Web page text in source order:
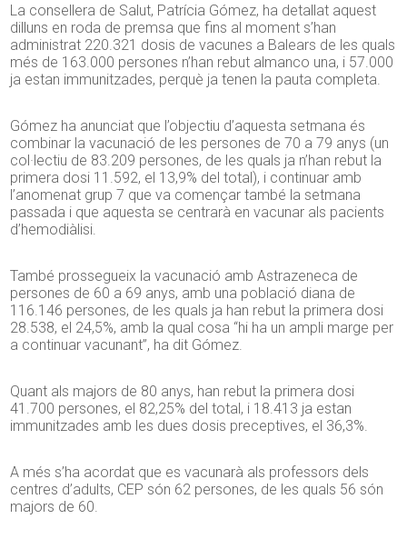
La consellera de Salut, Patrícia Gómez, ha detallat aquest
dilluns en roda de premsa que fins al moment s’han
administrat 220.321 dosis de vacunes a Balears de les quals
més de 163.000 persones n’han rebut almanco una, i 57.000
ja estan immunitzades, perquè ja tenen la pauta completa.
Gómez ha anunciat que l’objectiu d’aquesta setmana és
combinar la vacunació de les persones de 70 a 79 anys (un
col·lectiu de 83.209 persones, de les quals ja n’han rebut la
primera dosi 11.592, el 13,9% del total), i continuar amb
l’anomenat grup 7 que va començar també la setmana
passada i que aquesta se centrarà en vacunar als pacients
d’hemodiàlisi.
També prossegueix la vacunació amb Astrazeneca de
persones de 60 a 69 anys, amb una població diana de
116.146 persones, de les quals ja han rebut la primera dosi
28.538, el 24,5%, amb la qual cosa “hi ha un ampli marge per
a continuar vacunant”, ha dit Gómez.
Quant als majors de 80 anys, han rebut la primera dosi
41.700 persones, el 82,25% del total, i 18.413 ja estan
immunitzades amb les dues dosis preceptives, el 36,3%.
A més s’ha acordat que es vacunarà als professors dels
centres d’adults, CEP són 62 persones, de les quals 56 són
majors de 60.